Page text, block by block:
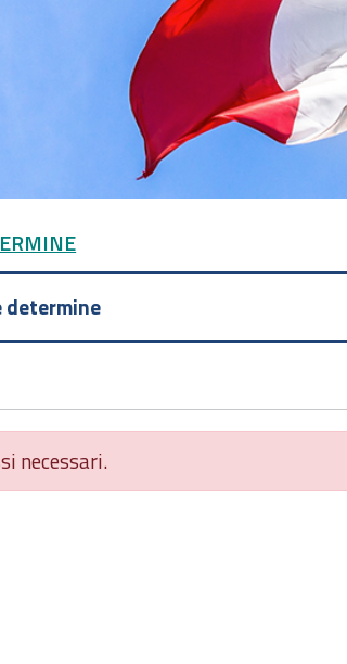
determine
necessari.